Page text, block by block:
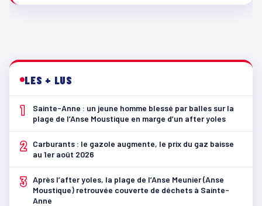
LES + LUS
1
Sainte-Anne : un jeune homme blessé par balles sur la
plage de l’Anse Moustique en marge d’un after yoles
2
Carburants : le gazole augmente, le prix du gaz baisse
au 1er août 2026
3 Après l’after yoles, la plage de l’Anse Meunier (Anse
Moustique) retrouvée couverte de déchets à Sainte-
Anne